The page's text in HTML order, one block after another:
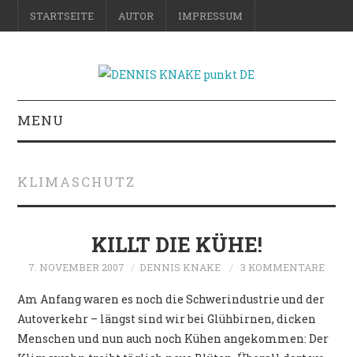
STARTSEITE AUTOR IMPRESSUM
MENU
SCIENCE & FICTION
REISE
KLIMASCHUTZ
KILLT DIE KÜHE!
7. NOVEMBER 2007 DENNIS KNAKE 3 KOMMENTARE
Am Anfang waren es noch die Schwerindustrie und der
Autoverkehr – längst sind wir bei Glühbirnen, dicken
Menschen und nun auch noch Kühen angekommen: Der